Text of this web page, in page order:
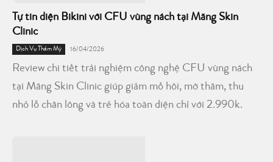
Tự tin diện Bikini với CFU vùng nách tại Măng Skin
Clinic
Dịch Vụ Thẩm Mỹ 16/04/2026
Review chi tiết trải nghiệm công nghệ CFU vùng nách
tại Măng Skin Clinic giúp giảm mồ hôi, mờ thâm, thu
nhỏ lỗ chân lông và trẻ hóa toàn diện chỉ với 2.990k.